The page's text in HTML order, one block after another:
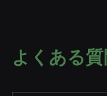
よくある質